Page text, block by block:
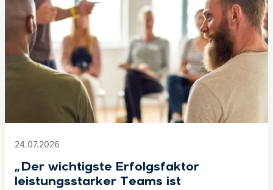
24.07.2026
„Der wichtigste Erfolgsfaktor
leistungsstarker Teams ist